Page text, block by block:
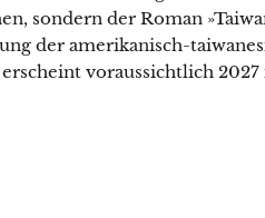
sondern der Roman
der amerikanisch-
voraussichtlich